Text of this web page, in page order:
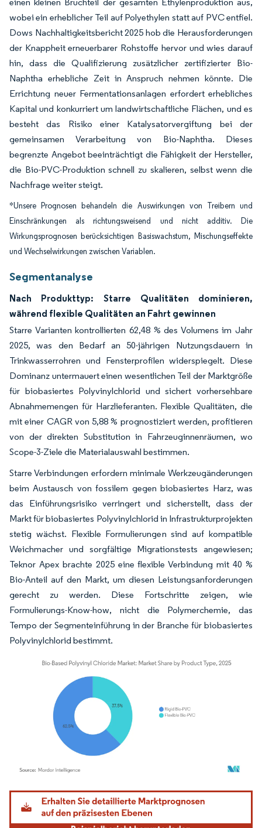
wobei ein erheblicher Teil auf Polyethylen statt auf PVC entfiel.
Dows Nachhaltigkeitsbericht 2025 hob die Herausforderungen
der Knappheit erneuerbarer Rohstoffe hervor und wies darauf
hin, dass die Qualifizierung zusätzlicher zertifizierter Bio-
Naphtha erhebliche Zeit in Anspruch nehmen könnte. Die
Errichtung neuer Fermentationsanlagen erfordert erhebliches
Kapital und konkurriert um landwirtschaftliche Flächen, und es
besteht das Risiko einer Katalysatorvergiftung bei der
gemeinsamen Verarbeitung von Bio-Naphtha. Dieses
begrenzte Angebot beeinträchtigt die Fähigkeit der Hersteller,
die Bio-PVC-Produktion schnell zu skalieren, selbst wenn die
Nachfrage weiter steigt.
*Unsere Prognosen behandeln die Auswirkungen von Treibern und
Einschränkungen als richtungsweisend und nicht additiv. Die
Wirkungsprognosen berücksichtigen Basiswachstum, Mischungseffekte
und Wechselwirkungen zwischen Variablen.
Segmentanalyse
Nach Produkttyp: Starre Qualitäten dominieren,
während flexible Qualitäten an Fahrt gewinnen
Starre Varianten kontrollierten 62,48 % des Volumens im Jahr
2025, was den Bedarf an 50-jährigen Nutzungsdauern in
Trinkwasserrohren und Fensterprofilen widerspiegelt. Diese
Dominanz untermauert einen wesentlichen Teil der Marktgröße
für biobasiertes Polyvinylchlorid und sichert vorhersehbare
Abnahmemengen für Harzlieferanten. Flexible Qualitäten, die
mit einer CAGR von 5,88 % prognostiziert werden, profitieren
von der direkten Substitution in Fahrzeuginnenräumen, wo
Scope-3-Ziele die Materialauswahl bestimmen.
Starre Verbindungen erfordern minimale Werkzeugänderungen
beim Austausch von fossilem gegen biobasiertes Harz, was
das Einführungsrisiko verringert und sicherstellt, dass der
Markt für biobasiertes Polyvinylchlorid in Infrastrukturprojekten
stetig wächst. Flexible Formulierungen sind auf kompatible
Weichmacher und sorgfältige Migrationstests angewiesen;
Teknor Apex brachte 2025 eine flexible Verbindung mit 40 %
Bio-Anteil auf den Markt, um diesen Leistungsanforderungen
gerecht zu werden. Diese Fortschritte zeigen, wie
Formulierungs-Know-how, nicht die Polymerchemie, das
Tempo der Segmenteinführung in der Branche für biobasiertes
Polyvinylchlorid bestimmt.
Bild © Mordor Intelligence. Wiederverwendung erfordert Namensnennung gemäß